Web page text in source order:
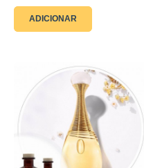
ADICIONAR